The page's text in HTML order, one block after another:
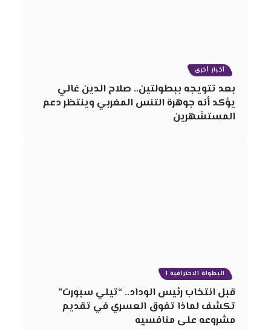
أخبار أخرى
بعد تتويجه ببطولتين.. صلاح الدين غالي
يؤكد أنه جوهرة التنس المغربي وينتظر دعم
المستشهرين
البطولة الاحترافية 1
قبل انتخاب رئيس الوداد.. “تيلي سبورت”
تكشف لماذا تفوق العسري في تقديم
مشروعه على منافسيه